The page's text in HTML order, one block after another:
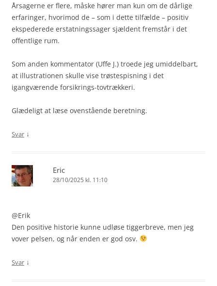
Årsagerne er flere, måske hører man kun om de dårlige
erfaringer, hvorimod de – som i dette tilfælde – positiv
ekspederede erstatningssager sjældent fremstår i det
offentlige rum.
Som anden kommentator (Uffe J.) troede jeg umiddelbart,
at illustrationen skulle vise trøstespisning i det
igangværende forsikrings-tovtrækkeri.
Glædeligt at læse ovenstående beretning.
Svar ↓
Eric
28/10/2025 kl. 11:10
@Erik
Den positive historie kunne udløse tiggerbreve, men jeg
vover pelsen, og når enden er god osv.
Svar ↓